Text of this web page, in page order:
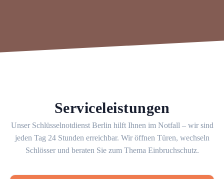
Serviceleistungen
Unser Schlüsselnotdienst Berlin hilft Ihnen im Notfall – wir sind
jeden Tag 24 Stunden erreichbar. Wir öffnen Türen, wechseln
Schlösser und beraten Sie zum Thema Einbruchschutz.